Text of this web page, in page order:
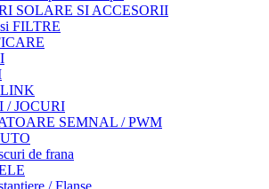
SOLARE SI ACCESORII
FILTRE
/ JOCURI
SEMNAL / PWM
de frana
/ Flanse